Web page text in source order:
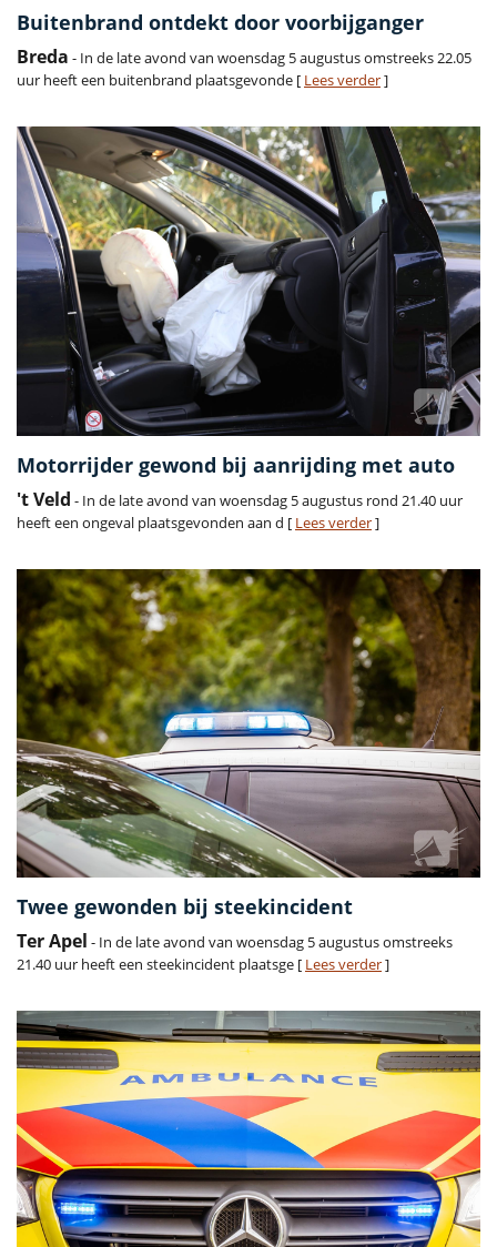
Buitenbrand ontdekt door voorbijganger
Breda - In de late avond van woensdag 5 augustus omstreeks 22.05
uur heeft een buitenbrand plaatsgevonde [ Lees verder]
Motorrijder gewond bij aanrijding met auto
't Veld - In de late avond van woensdag 5 augustus rond 21.40 uur
heeft een ongeval plaatsgevonden aan d [ Lees verder]
Twee gewonden bij steekincident
Ter Apel - In de late avond van woensdag 5 augustus omstreeks
21.40 uur heeft een steekincident plaatsge [ Lees verder]